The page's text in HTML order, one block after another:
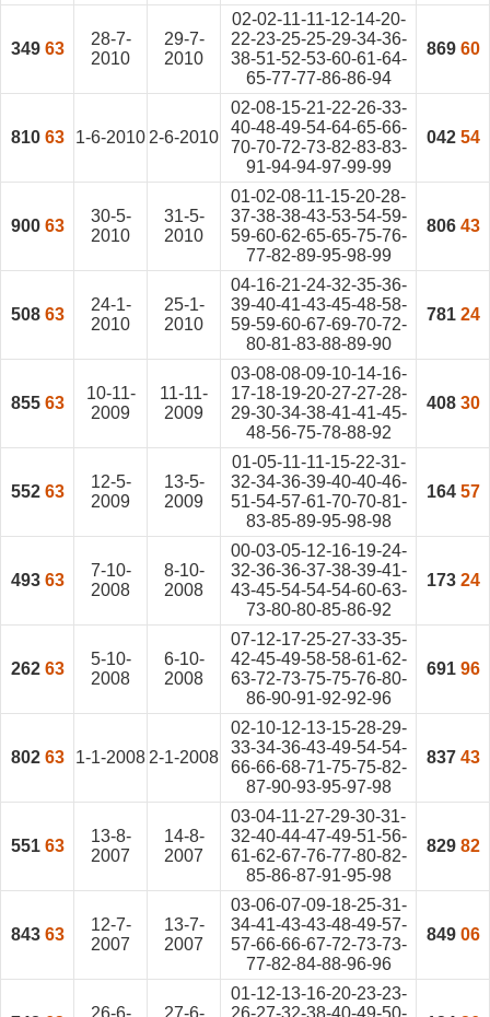
349 63
28-7-
2010
29-7-
2010
02-02-11-11-12-14-20-
22-23-25-25-29-34-36-
38-51-52-53-60-61-64-
65-77-77-86-86-94
869 60
810 63 1-6-2010 2-6-2010
02-08-15-21-22-26-33-
40-48-49-54-64-65-66-
70-70-72-73-82-83-83-
91-94-94-97-99-99
042 54
900 63
30-5-
2010
31-5-
2010
01-02-08-11-15-20-28-
37-38-38-43-53-54-59-
59-60-62-65-65-75-76-
77-82-89-95-98-99
806 43
508 63
24-1-
2010
25-1-
2010
04-16-21-24-32-35-36-
39-40-41-43-45-48-58-
59-59-60-67-69-70-72-
80-81-83-88-89-90
781 24
855 63
10-11-
2009
11-11-
2009
03-08-08-09-10-14-16-
17-18-19-20-27-27-28-
29-30-34-38-41-41-45-
48-56-75-78-88-92
408 30
552 63
12-5-
2009
13-5-
2009
01-05-11-11-15-22-31-
32-34-36-39-40-40-46-
51-54-57-61-70-70-81-
83-85-89-95-98-98
164 57
493 63
7-10-
2008
8-10-
2008
00-03-05-12-16-19-24-
32-36-36-37-38-39-41-
43-45-54-54-54-60-63-
73-80-80-85-86-92
173 24
262 63
5-10-
2008
6-10-
2008
07-12-17-25-27-33-35-
42-45-49-58-58-61-62-
63-72-73-75-75-76-80-
86-90-91-92-92-96
691 96
802 63 1-1-2008 2-1-2008
02-10-12-13-15-28-29-
33-34-36-43-49-54-54-
66-66-68-71-75-75-82-
87-90-93-95-97-98
837 43
551 63
13-8-
2007
14-8-
2007
03-04-11-27-29-30-31-
32-40-44-47-49-51-56-
61-62-67-76-77-80-82-
85-86-87-91-95-98
829 82
843 63
12-7-
2007
13-7-
2007
03-06-07-09-18-25-31-
34-41-43-43-48-49-57-
57-66-66-67-72-73-73-
77-82-84-88-96-96
849 06
26-6- 27-6-
01-12-13-16-20-23-23-
26-27-32-38-40-49-50-